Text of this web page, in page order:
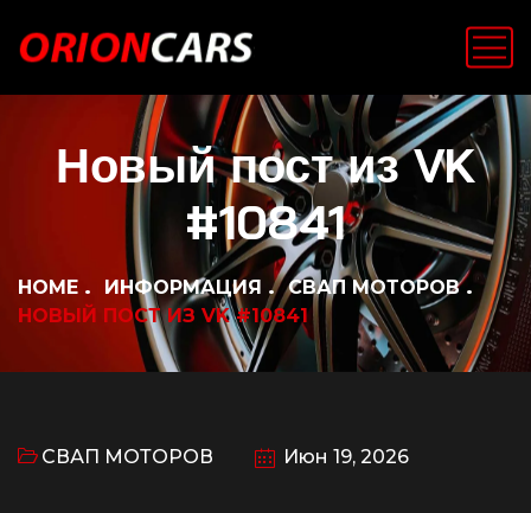
Новый пост из VK
#10841
HOME ИНФОРМАЦИЯ
СВАП МОТОРОВ
НОВЫЙ ПОСТ ИЗ VK #10841
СВАП МОТОРОВ Июн 19, 2026